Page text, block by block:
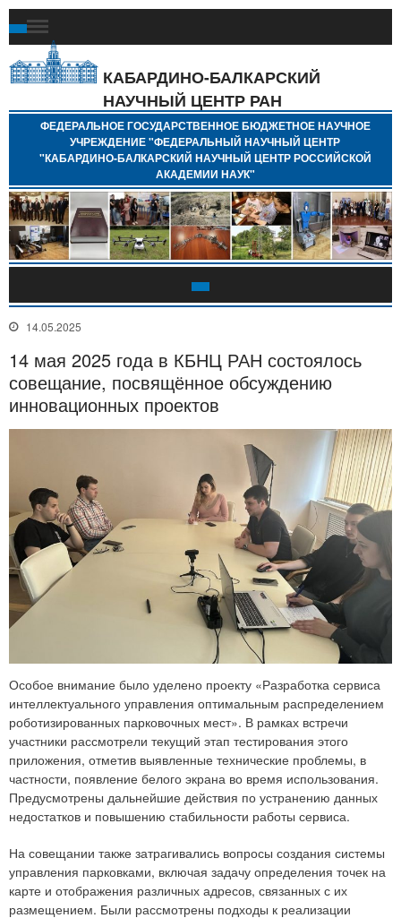
КАБАРДИНО-БАЛКАРСКИЙ
НАУЧНЫЙ ЦЕНТР РАН
ФЕДЕРАЛЬНОЕ ГОСУДАРСТВЕННОЕ БЮДЖЕТНОЕ НАУЧНОЕ
УЧРЕЖДЕНИЕ "ФЕДЕРАЛЬНЫЙ НАУЧНЫЙ ЦЕНТР
"КАБАРДИНО-БАЛКАРСКИЙ НАУЧНЫЙ ЦЕНТР РОССИЙСКОЙ
АКАДЕМИИ НАУК"
14.05.2025
14 мая 2025 года в КБНЦ РАН состоялось
совещание, посвящённое обсуждению
инновационных проектов
Особое внимание было уделено проекту «Разработка сервиса
интеллектуального управления оптимальным распределением
роботизированных парковочных мест». В рамках встречи
участники рассмотрели текущий этап тестирования этого
приложения, отметив выявленные технические проблемы, в
частности, появление белого экрана во время использования.
Предусмотрены дальнейшие действия по устранению данных
недостатков и повышению стабильности работы сервиса.
На совещании также затрагивались вопросы создания системы
управления парковками, включая задачу определения точек на
карте и отображения различных адресов, связанных с их
размещением. Были рассмотрены подходы к реализации